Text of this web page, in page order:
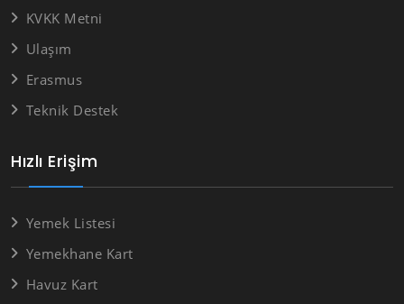
Hızlı Erişim
Yemek Listesi
Yemekhane Kart
Havuz Kart
KVKK Metni
Ulaşım
Erasmus
Teknik Destek